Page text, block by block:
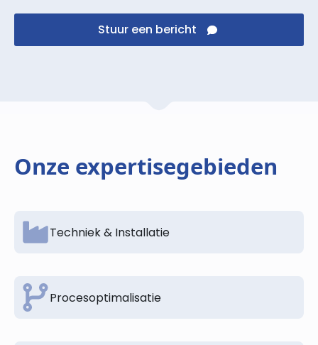
Stuur een bericht
Onze expertisegebieden
Techniek & Installatie
Procesoptimalisatie